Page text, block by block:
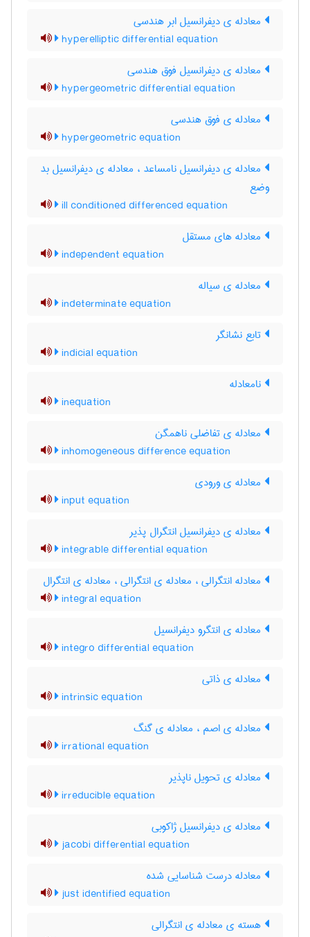
معادله ی دیفرانسیل ابر هندسی
hyperelliptic differential equation
معادله ی دیفرانسیل فوق هندسی
hypergeometric differential equation
معادله ی فوق هندسی
hypergeometric equation
معادله ی دیفرانسیل نامساعد ، معادله ی دیفرانسیل بد
وضع
ill conditioned differenced equation
معادله های مستقل
independent equation
معادله ی سیاله
indeterminate equation
تابع نشانگر
indicial equation
نامعادله
inequation
معادله ی تفاضلی ناهمگن
inhomogeneous difference equation
معادله ی ورودی
input equation
معادله ی دیفرانسیل انتگرال پذیر
integrable differential equation
معادله انتگرالی ، معادله ی انتگرالی ، معادله ی انتگرال
integral equation
معادله ی انتگرو دیفرانسیل
integro differential equation
معادله ی ذاتی
intrinsic equation
معادله ی اصم ، معادله ی گنگ
irrational equation
معادله ی تحویل ناپذیر
irreducible equation
معادله ی دیفرانسیل ژاکوبی
jacobi differential equation
معادله درست شناسایی شده
just identified equation
هسته ی معادله ی انتگرالی